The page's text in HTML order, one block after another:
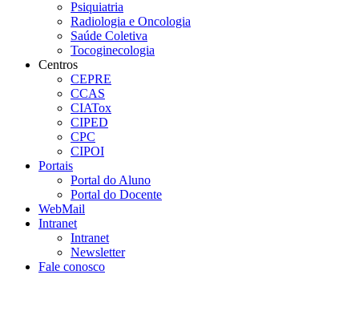
Psiquiatria
Radiologia e Oncologia
Saúde Coletiva
Tocoginecologia
Centros
CEPRE
CCAS
CIATox
CIPED
CPC
CIPOI
Portais
Portal do Aluno
Portal do Docente
WebMail
Intranet
Intranet
Newsletter
Fale conosco